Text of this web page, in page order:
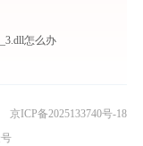
怎么办
京ICP备2025133740号-18